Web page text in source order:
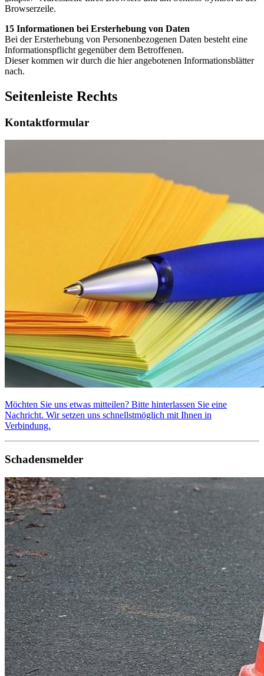
Browserzeile.
15 Informationen bei Ersterhebung von Daten
Bei der Ersterhebung von Personenbezogenen Daten besteht eine
Informationspflicht gegenüber dem Betroffenen.
Dieser kommen wir durch die hier angebotenen Informationsblätter
nach.
Seitenleiste Rechts
Kontaktformular
Möchten Sie uns etwas mitteilen? Bitte hinterlassen Sie eine
Nachricht. Wir setzen uns schnellstmöglich mit Ihnen in
Verbindung.
Schadensmelder